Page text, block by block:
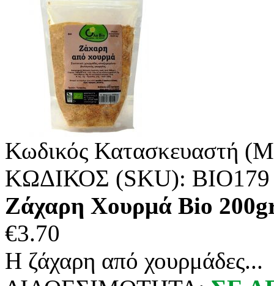
Κωδικός Κατασκευαστή
ΚΩΔΙΚΟΣ (SKU): ΒΙΟ179
Ζάχαρη Χουρμά Bio
€3.70
Η ζάχαρη από χουρμάδες...